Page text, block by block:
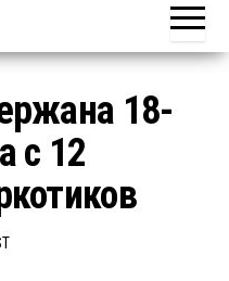
18-
с 12